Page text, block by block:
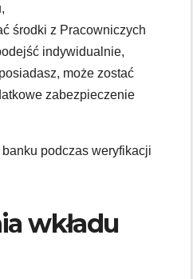
środki z Pracowniczych
indywidualnie,
może zostać
zabezpieczenie
podczas weryfikacji
wkładu